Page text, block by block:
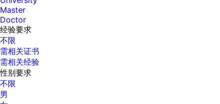
Master
Doctor
经验要求
不限
需相关证书
需相关经验
性别要求
不限
男